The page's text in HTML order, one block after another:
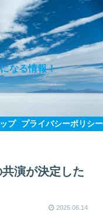
なる情報！
プ プライバシーポリシー
演が決定した
2025.06.14